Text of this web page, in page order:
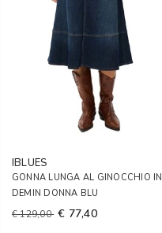
IBLUES
GONNA LUNGA AL GINOCCHIO IN
DEMIN DONNA BLU
€ 129,00 € 77,40